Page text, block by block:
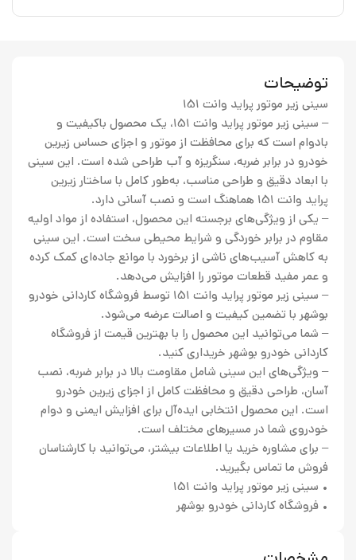
توضیحات
سینی زیر موتور پراید وانت 151
– سینی زیر موتور پراید وانت 151، یک محصول باکیفیت و
بادوام است که برای محافظت از موتور و اجزای حساس زیرین
خودرو در برابر ضربه، سنگریزه و آب طراحی شده است. این سینی
با ابعاد دقیق و طراحی مناسب، به‌طور کامل با ساختار زیرین
پراید وانت 151 هماهنگ است و نصب آسانی دارد.
– یکی از ویژگی‌های برجسته این محصول، استفاده از مواد اولیه
مقاوم در برابر خوردگی و شرایط محیطی سخت است. این سینی
به کاهش آسیب‌های ناشی از برخورد با موانع جاده‌ای کمک کرده
و عمر مفید قطعات موتور را افزایش می‌دهد.
– سینی زیر موتور پراید وانت 151 توسط فروشگاه کاردانی خودرو
بوشهر با تضمین کیفیت و اصالت عرضه می‌شود.
– شما می‌توانید این محصول را با بهترین قیمت از فروشگاه
کاردانی خودرو بوشهر خریداری کنید.
– ویژگی‌های این سینی شامل مقاومت بالا در برابر ضربه، نصب
آسان، طراحی دقیق و محافظت کامل از اجزای زیرین خودرو
است. این محصول انتخابی ایده‌آل برای افزایش ایمنی و دوام
خودروی شما در مسیرهای مختلف است.
– برای مشاوره خرید یا اطلاعات بیشتر، می‌توانید با کارشناسان
فروش ما تماس بگیرید.
• سینی زیر موتور پراید وانت 151
• فروشگاه کاردانی خودرو بوشهر